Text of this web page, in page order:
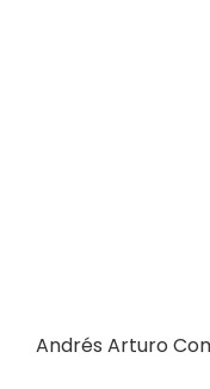
Andrés Arturo